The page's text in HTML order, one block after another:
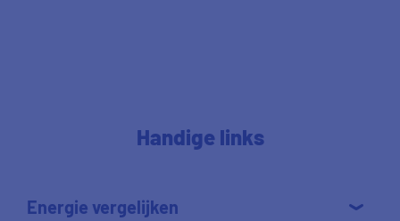
Handige links
Energie vergelijken